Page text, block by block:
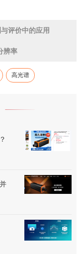
评价中的应用
辨率
高光谱